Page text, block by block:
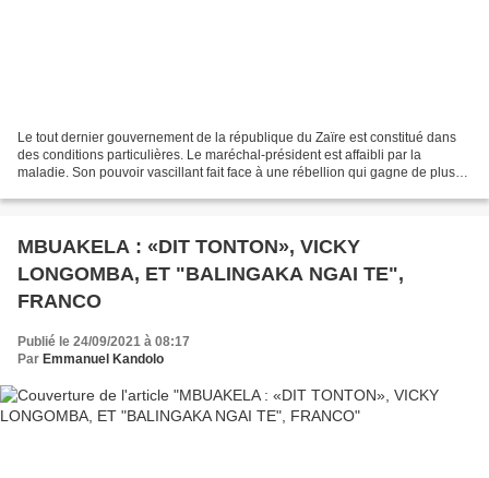
Le tout dernier gouvernement de la république du Zaïre est constitué dans
des conditions particulières. Le maréchal-président est affaibli par la
maladie. Son pouvoir vascillant fait face à une rébellion qui gagne de plus
MBUAKELA : «DIT TONTON», VICKY
LONGOMBA, ET "BALINGAKA NGAI TE",
FRANCO
Publié le 24/09/2021 à 08:17
Par Emmanuel Kandolo